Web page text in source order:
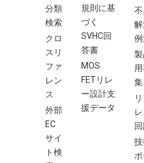
分類
検索
クロ
スリ
ファ
レン
ス
外部
EC
サイ
ト検
規則に基
づく
SVHC回
答書
MOS
FETリレ
ー設計支
援データ
集